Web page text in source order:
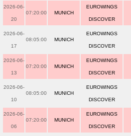
2026-06-
20
07:20:00 MUNICH
EUROWINGS
DISCOVER
2026-06-
17
08:05:00 MUNICH
EUROWINGS
DISCOVER
2026-06-
13
07:20:00 MUNICH
EUROWINGS
DISCOVER
2026-06-
10
08:05:00 MUNICH
EUROWINGS
DISCOVER
2026-06-
06
07:20:00 MUNICH
EUROWINGS
DISCOVER